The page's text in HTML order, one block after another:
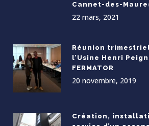
Cannet-des-
22 mars, 2021
Réunion
l’Usine Henri
FERMATOR
20 novembre, 2019
Création,